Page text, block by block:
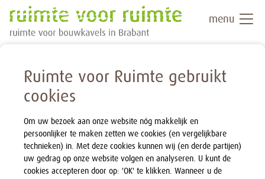
Ruimte voor Ruimte gebruikt
cookies
Om uw bezoek aan onze website nóg makkelijk en
persoonlijker te maken zetten we cookies (en vergelijkbare
technieken) in. Met deze cookies kunnen wij (en derde partijen)
uw gedrag op onze website volgen en analyseren. U kunt de
cookies accepteren door op: 'OK' te klikken. Wanneer u de
menu